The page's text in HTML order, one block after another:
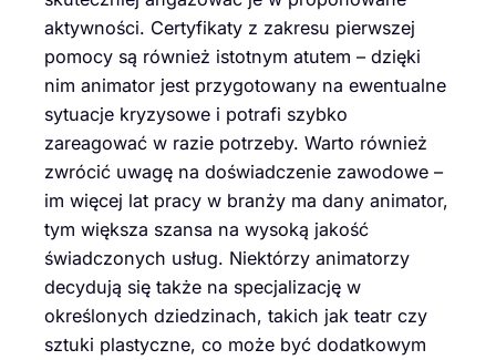
aktywności. Certyfikaty z zakresu pierwszej
pomocy są również istotnym atutem – dzięki
nim animator jest przygotowany na ewentualne
sytuacje kryzysowe i potrafi szybko
zareagować w razie potrzeby. Warto również
zwrócić uwagę na doświadczenie zawodowe –
im więcej lat pracy w branży ma dany animator,
tym większa szansa na wysoką jakość
świadczonych usług. Niektórzy animatorzy
decydują się także na specjalizację w
określonych dziedzinach, takich jak teatr czy
sztuki plastyczne, co może być dodatkowym